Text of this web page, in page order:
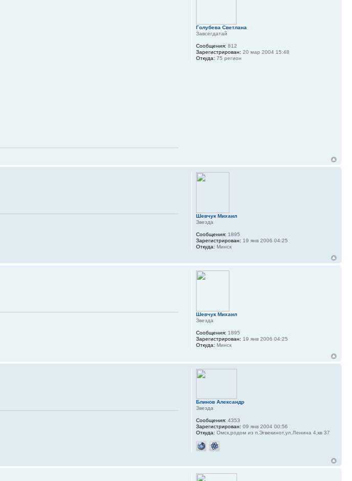
Голубева Светлана
Завсегдатай
Сообщения: 812
Зарегистрирован: 20 мар 2004 15:48
Откуда: 75 регион
Шевчук Михаил
Звезда
Сообщения: 1895
Зарегистрирован: 19 янв 2006 04:25
Откуда: Минск
Шевчук Михаил
Звезда
Сообщения: 1895
Зарегистрирован: 19 янв 2006 04:25
Откуда: Минск
Блинов Александр
Звезда
Сообщения: 4353
Зарегистрирован: 09 янв 2004 00:56
Откуда: Омск,родом из п.Эгвекинот,ул.Ленина 4,кв 37